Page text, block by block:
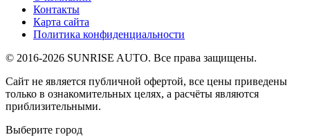
Контакты
Карта сайта
Политика конфиденциальности
© 2016-2026 SUNRISE AUTO. Все права защищены.
Сайт не является публичной офертой, все цены приведены
только в ознакомительных целях, а расчёты являются
приблизительными.
Выберите город